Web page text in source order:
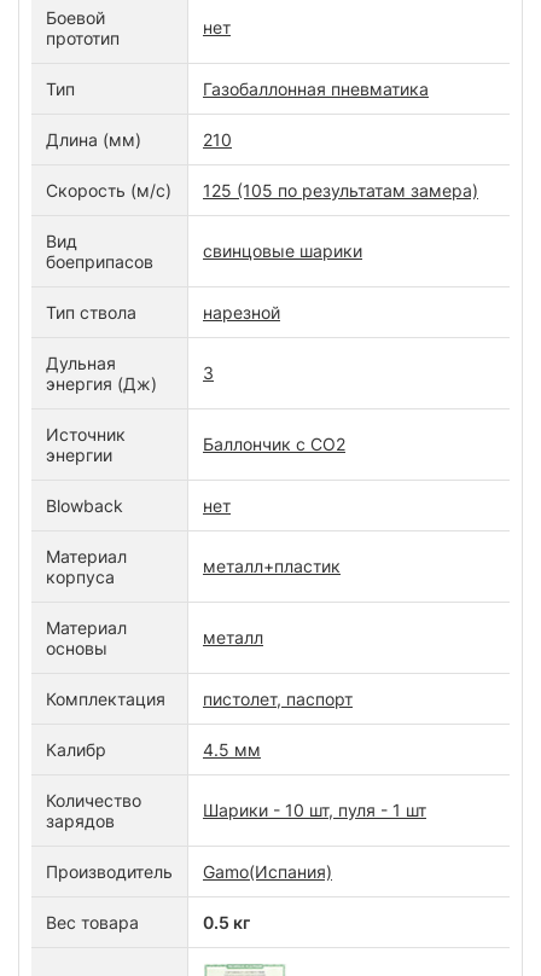
Боевой
прототип
нет
Тип Газобаллонная пневматика
Длина (мм) 210
Скорость (м/с) 125 (105 по результатам замера)
Вид
боеприпасов
свинцовые шарики
Тип ствола нарезной
Дульная
энергия (Дж)
3
Источник
энергии
Баллончик с СО2
Blowback нет
Материал
корпуса
металл+пластик
Материал
основы
металл
Комплектация пистолет, паспорт
Калибр 4.5 мм
Количество
зарядов
Шарики - 10 шт, пуля - 1 шт
Производитель Gamo(Испания)
Вес товара 0.5 кг